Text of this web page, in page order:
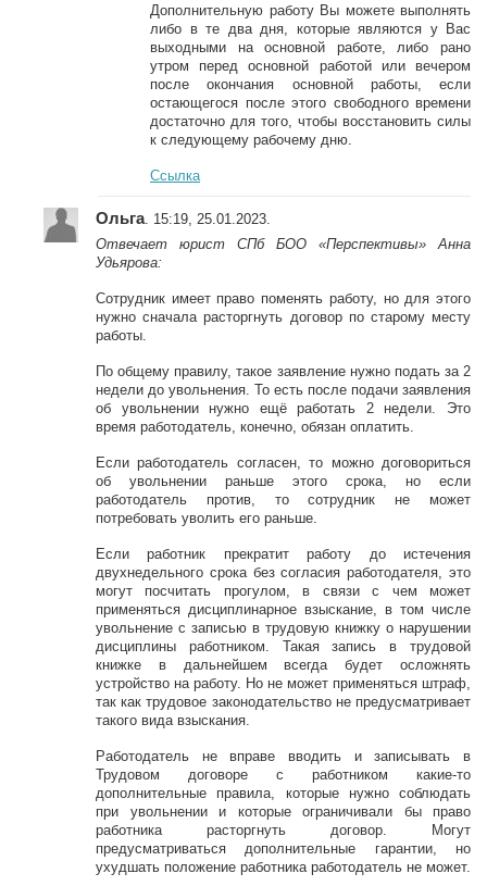
Дополнительную работу Вы можете выполнять
либо в те два дня, которые являются у Вас
выходными на основной работе, либо рано
утром перед основной работой или вечером
после окончания основной работы, если
остающегося после этого свободного времени
достаточно для того, чтобы восстановить силы
к следующему рабочему дню.
Ссылка
Ольга. 15:19, 25.01.2023.
Отвечает юрист СПб БОО «Перспективы» Анна
Удьярова:
Сотрудник имеет право поменять работу, но для этого
нужно сначала расторгнуть договор по старому месту
работы.
По общему правилу, такое заявление нужно подать за 2
недели до увольнения. То есть после подачи заявления
об увольнении нужно ещё работать 2 недели. Это
время работодатель, конечно, обязан оплатить.
Если работодатель согласен, то можно договориться
об увольнении раньше этого срока, но если
работодатель против, то сотрудник не может
потребовать уволить его раньше.
Если работник прекратит работу до истечения
двухнедельного срока без согласия работодателя, это
могут посчитать прогулом, в связи с чем может
применяться дисциплинарное взыскание, в том числе
увольнение с записью в трудовую книжку о нарушении
дисциплины работником. Такая запись в трудовой
книжке в дальнейшем всегда будет осложнять
устройство на работу. Но не может применяться штраф,
так как трудовое законодательство не предусматривает
такого вида взыскания.
Работодатель не вправе вводить и записывать в
Трудовом договоре с работником какие-то
дополнительные правила, которые нужно соблюдать
при увольнении и которые ограничивали бы право
работника расторгнуть договор. Могут
предусматриваться дополнительные гарантии, но
ухудшать положение работника работодатель не может.